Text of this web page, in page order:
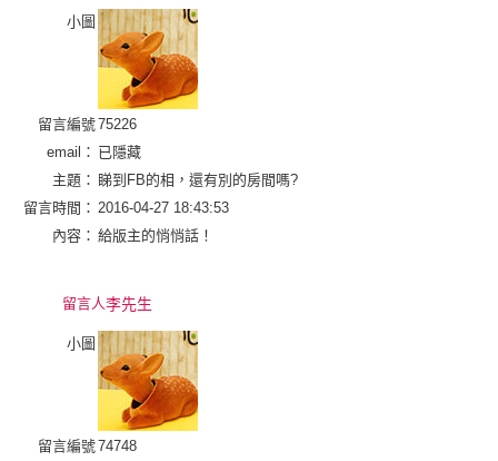
小圖
留言編號75226
email： 已隱藏
主題： 睇到FB的相，還有別的房間嗎?
留言時間： 2016-04-27 18:43:53
內容： 給版主的悄悄話！
留言人李先生
小圖
留言編號74748